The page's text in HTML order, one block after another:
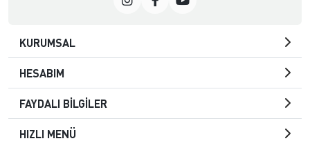
KURUMSAL
HESABIM
FAYDALI BİLGİLER
HIZLI MENÜ